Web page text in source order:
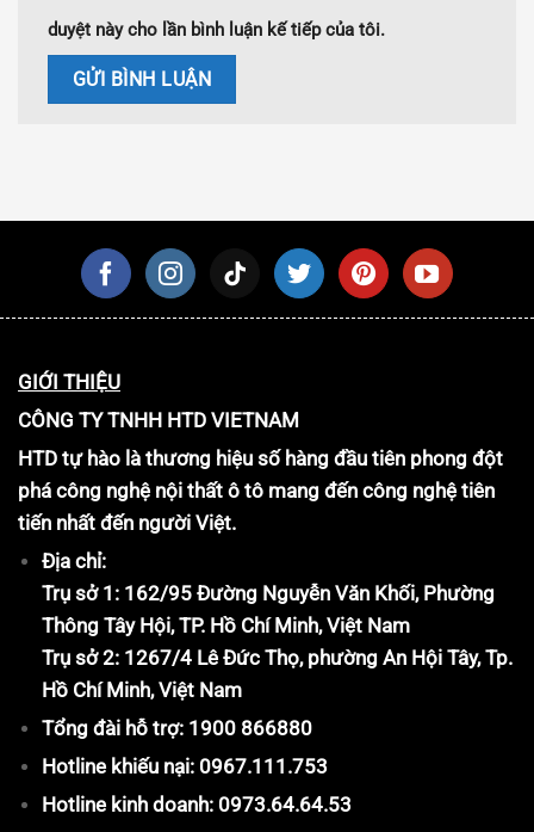
duyệt này cho lần bình luận kế tiếp của tôi.
GIỚI THIỆU
CÔNG TY TNHH HTD VIETNAM
HTD tự hào là thương hiệu số hàng đầu tiên phong đột
phá công nghệ nội thất ô tô mang đến công nghệ tiên
tiến nhất đến người Việt.
Địa chỉ:
Trụ sở 1: 162/95 Đường Nguyễn Văn Khối, Phường
Thông Tây Hội, TP. Hồ Chí Minh, Việt Nam
Trụ sở 2: 1267/4 Lê Đức Thọ, phường An Hội Tây, Tp.
Hồ Chí Minh, Việt Nam
Tổng đài hỗ trợ: 1900 866880
Hotline khiếu nại: 0967.111.753
Hotline kinh doanh: 0973.64.64.53